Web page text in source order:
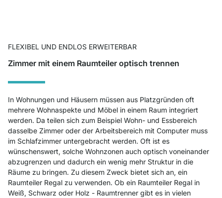
FLEXIBEL UND ENDLOS ERWEITERBAR
Zimmer mit einem Raumteiler optisch trennen
In Wohnungen und Häusern müssen aus Platzgründen oft
mehrere Wohnaspekte und Möbel in einem Raum integriert
werden. Da teilen sich zum Beispiel Wohn- und Essbereich
dasselbe Zimmer oder der Arbeitsbereich mit Computer muss
im Schlafzimmer untergebracht werden. Oft ist es
wünschenswert, solche Wohnzonen auch optisch voneinander
abzugrenzen und dadurch ein wenig mehr Struktur in die
Räume zu bringen. Zu diesem Zweck bietet sich an, ein
Raumteiler Regal zu verwenden. Ob ein Raumteiler Regal in
Weiß, Schwarz oder Holz - Raumtrenner gibt es in vielen